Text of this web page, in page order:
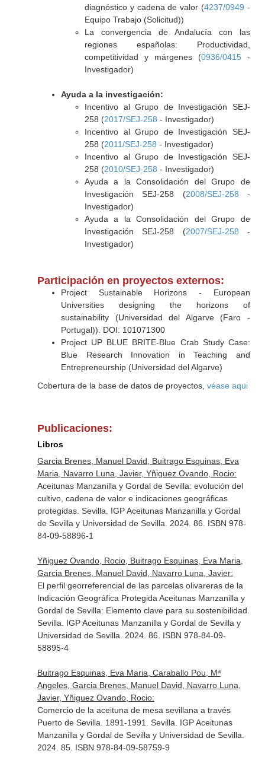
diagnóstico y cadena de valor (4237/0949 -
Equipo Trabajo (Solicitud))
La convergencia de Andalucía con las
regiones españolas: Productividad,
competitividad y márgenes (0936/0415-
Investigador)
Ayuda a la investigación:
Incentivo al Grupo de Investigación SEJ-
258 (2017/SEJ-258 - Investigador)
Incentivo al Grupo de Investigación SEJ-
258 (2011/SEJ-258 - Investigador)
Incentivo al Grupo de Investigación SEJ-
258 (2010/SEJ-258 - Investigador)
Ayuda a la Consolidación del Grupo de
Investigación SEJ-258 (2008/SEJ-258 -
Investigador)
Ayuda a la Consolidación del Grupo de
Investigación SEJ-258 (2007/SEJ-258 -
Investigador)
Participación en proyectos externos:
Project Sustainable Horizons - European
Universities designing the horizons of
sustainability (Universidad del Algarve (Faro -
Portugal)). DOI: 101071300
Project UP BLUE BRITE-Blue Crab Study Case:
Blue Research Innovation in Teaching and
Entrepreneurship (Universidad del Algarve)
Cobertura de la base de datos de proyectos, véase aqui
Publicaciones:
Libros
Garcia Brenes, Manuel David, Buitrago Esquinas, Eva
Maria, Navarro Luna, Javier, Yñiguez Ovando, Rocio:
Aceitunas Manzanilla y Gordal de Sevilla: evolución del
cultivo, cadena de valor e indicaciones geográficas
protegidas. Sevilla. IGP Aceitunas Manzanilla y Gordal
de Sevilla y Universidad de Sevilla. 2024. 86. ISBN 978-
84-09-58896-1
Yñiguez Ovando, Rocio, Buitrago Esquinas, Eva Maria,
Garcia Brenes, Manuel David, Navarro Luna, Javier:
El perfil georreferencial de las parcelas olivareras de la
Indicación Geográfica Protegida Aceitunas Manzanilla y
Gordal de Sevilla: Elemento clave para su sostenibilidad.
Sevilla. IGP Aceitunas Manzanilla y Gordal de Sevilla y
Universidad de Sevilla. 2024. 86. ISBN 978-84-09-
58895-4
Buitrago Esquinas, Eva Maria, Caraballo Pou, Mª
Angeles, Garcia Brenes, Manuel David, Navarro Luna,
Javier, Yñiguez Ovando, Rocio:
Comercio de la aceituna de mesa sevillana a través
Puerto de Sevilla. 1891-1991. Sevilla. IGP Aceitunas
Manzanilla y Gordal de Sevilla y Universidad de Sevilla.
2024. 85. ISBN 978-84-09-58759-9